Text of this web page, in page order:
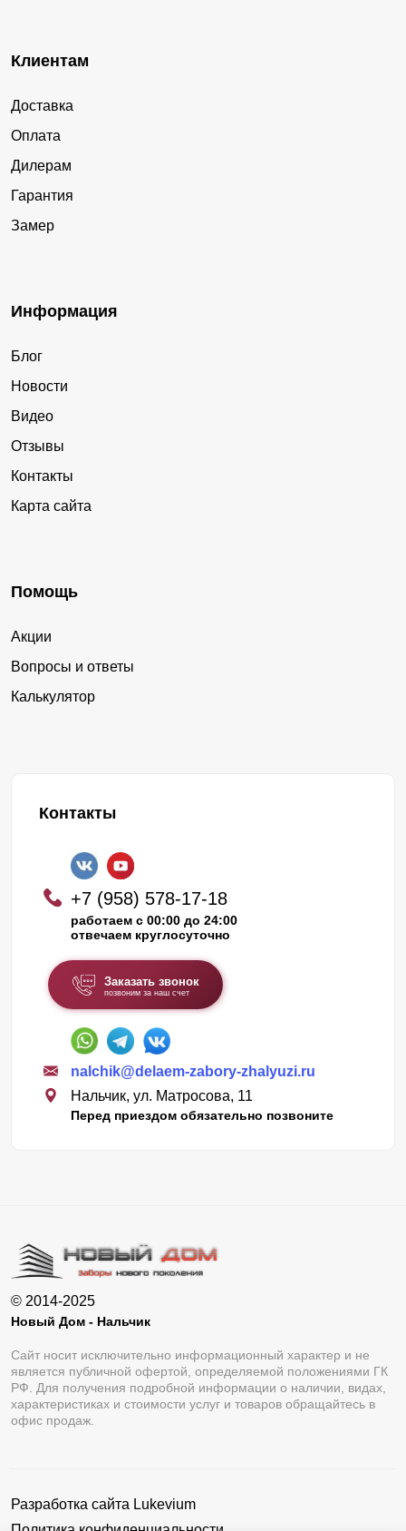
Клиентам
Доставка
Оплата
Дилерам
Гарантия
Замер
Информация
Блог
Новости
Видео
Отзывы
Контакты
Карта сайта
Помощь
Акции
Вопросы и ответы
Калькулятор
Контакты
+7 (958) 578-17-18
работаем с 00:00 до 24:00
отвечаем круглосуточно
Заказать звонок
позвоним за наш счет
nalchik@delaem-zabory-zhalyuzi.ru
Нальчик, ул. Матросова, 11
Перед приездом обязательно позвоните
© 2014-2025
Новый Дом - Нальчик
Сайт носит исключительно информационный характер и не
является публичной офертой, определяемой положениями ГК
РФ. Для получения подробной информации о наличии, видах,
характеристиках и стоимости услуг и товаров обращайтесь в
офис продаж.
Разработка сайта Lukevium